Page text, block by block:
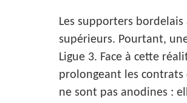
Les supporters
supérieurs. Pourtant,
Ligue 3. Face à cette
prolongeant les
ne sont pas anodines :